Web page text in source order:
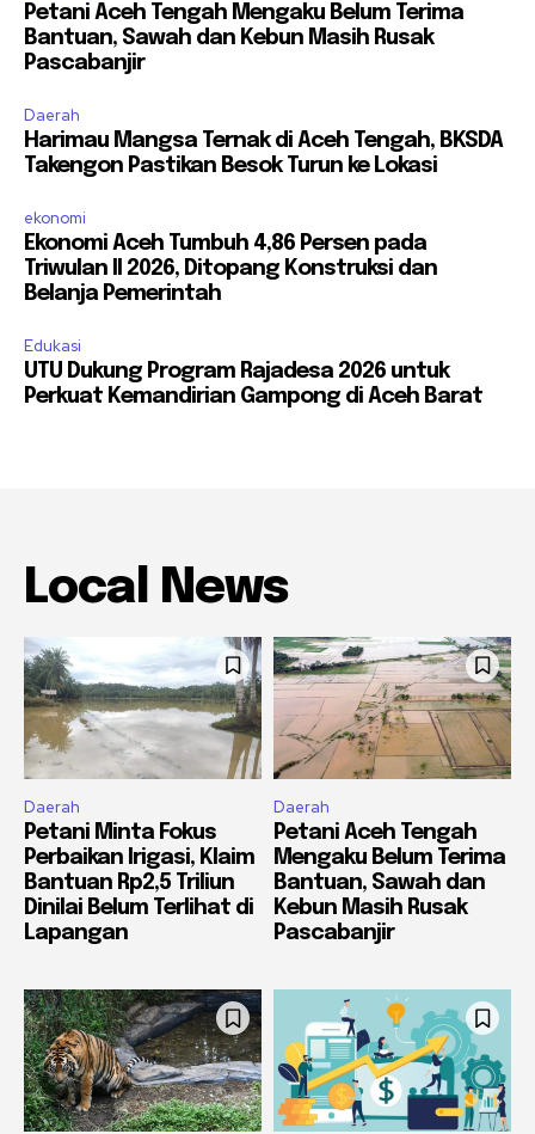
Petani Aceh Tengah Mengaku Belum Terima
Bantuan, Sawah dan Kebun Masih Rusak
Pascabanjir
Daerah
Harimau Mangsa Ternak di Aceh Tengah, BKSDA
Takengon Pastikan Besok Turun ke Lokasi
ekonomi
Ekonomi Aceh Tumbuh 4,86 Persen pada
Triwulan II 2026, Ditopang Konstruksi dan
Belanja Pemerintah
Edukasi
UTU Dukung Program Rajadesa 2026 untuk
Perkuat Kemandirian Gampong di Aceh Barat
Local News
Daerah
Petani Minta Fokus
Perbaikan Irigasi, Klaim
Bantuan Rp2,5 Triliun
Dinilai Belum Terlihat di
Lapangan
Daerah
Petani Aceh Tengah
Mengaku Belum Terima
Bantuan, Sawah dan
Kebun Masih Rusak
Pascabanjir